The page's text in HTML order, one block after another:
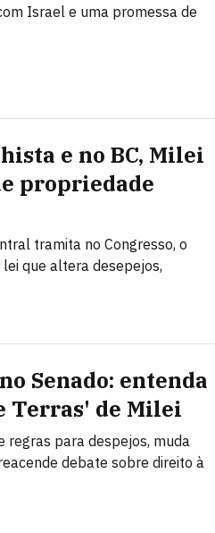
Israel e uma promessa de
e no BC, Milei
propriedade
tramita no Congresso, o
que altera desepejos,
Senado: entenda
Terras' de Milei
regras para despejos, muda
debate sobre direito à